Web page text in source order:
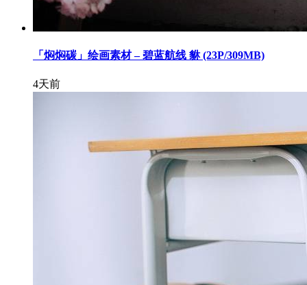
「焖焖碳」绘画素材 – 碧蓝航线 貅 (23P/309MB)
4天前